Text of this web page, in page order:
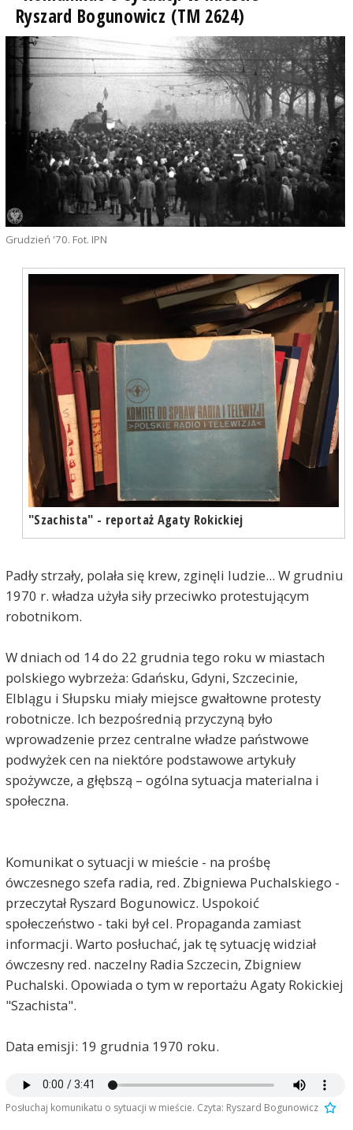
Ryszard Bogunowicz (TM 2624)
Grudzień '70. Fot. IPN
"Szachista" - reportaż Agaty Rokickiej
Padły strzały, polała się krew, zginęli ludzie... W grudniu
1970 r. władza użyła siły przeciwko protestującym
robotnikom.
W dniach od 14 do 22 grudnia tego roku w miastach
polskiego wybrzeża: Gdańsku, Gdyni, Szczecinie,
Elblągu i Słupsku miały miejsce gwałtowne protesty
robotnicze. Ich bezpośrednią przyczyną było
wprowadzenie przez centralne władze państwowe
podwyżek cen na niektóre podstawowe artykuły
spożywcze, a głębszą – ogólna sytuacja materialna i
społeczna.
Komunikat o sytuacji w mieście - na prośbę
ówczesnego szefa radia, red. Zbigniewa Puchalskiego -
przeczytał Ryszard Bogunowicz. Uspokoić
społeczeństwo - taki był cel. Propaganda zamiast
informacji. Warto posłuchać, jak tę sytuację widział
ówczesny red. naczelny Radia Szczecin, Zbigniew
Puchalski. Opowiada o tym w reportażu Agaty Rokickiej
"Szachista".
Data emisji: 19 grudnia 1970 roku.
Posłuchaj komunikatu o sytuacji w mieście. Czyta: Ryszard Bogunowicz